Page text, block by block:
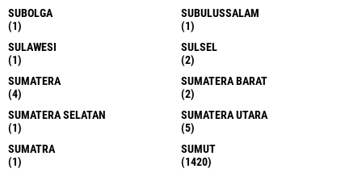
SUBOLGA
(1)
SUBULUSSALAM
(1)
SULAWESI
(1)
SULSEL
(2)
SUMATERA
(4)
SUMATERA BARAT
(2)
SUMATERA SELATAN
(1)
SUMATERA UTARA
(5)
SUMATRA
(1)
SUMUT
(1420)